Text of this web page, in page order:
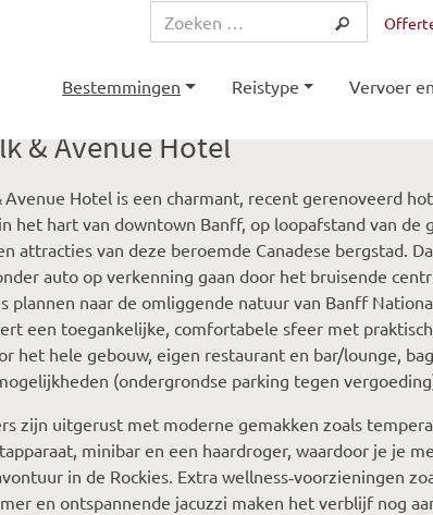
Bestemmingen Reistype Vervoer
& Avenue Hotel
Avenue Hotel is een charmant, recent gerenoveerd
het hart van downtown Banff, op loopafstand van de
attracties van deze beroemde Canadese bergstad.
auto op verkenning gaan door het bruisende
plannen naar de omliggende natuur van Banff
een toegankelijke, comfortabele sfeer met
het hele gebouw, eigen restaurant en bar/lounge,
(ondergrondse parking tegen
zijn uitgerust met moderne gemakken zoals
minibar en een haardroger, waardoor je je
in de Rockies. Extra wellness‑voorzieningen
en ontspannende jacuzzi maken het verblijf nog